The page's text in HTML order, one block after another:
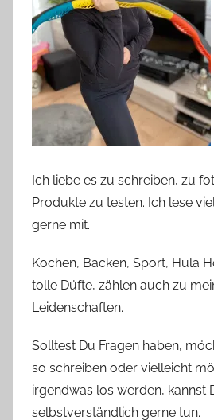
Ich liebe es zu schreiben, zu
Produkte zu testen. Ich lese
gerne mit.
Kochen, Backen, Sport, Hula
tolle Düfte, zählen auch zu
Leidenschaften.
Solltest Du Fragen haben,
so schreiben oder vielleicht
irgendwas los werden, kannst
selbstverständlich gerne tun.